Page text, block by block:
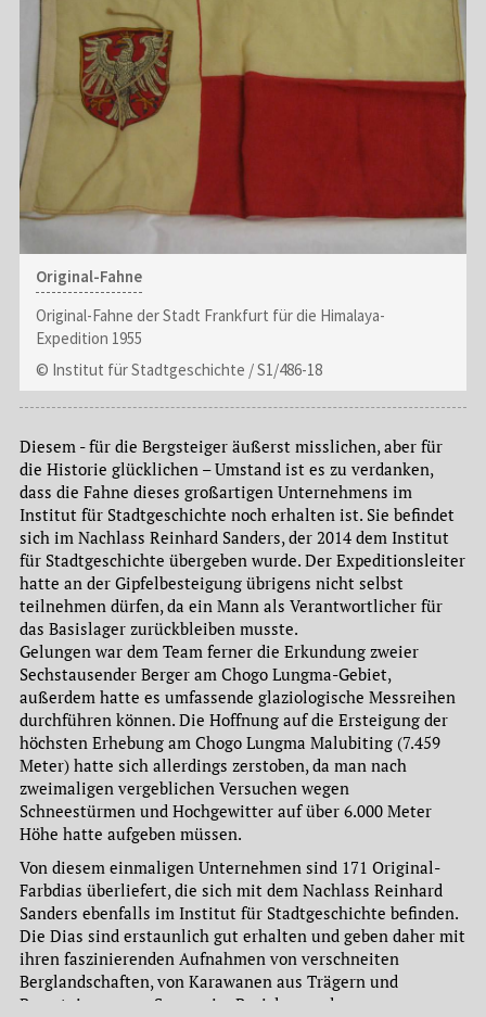
Original-Fahne
Original-Fahne der Stadt Frankfurt für die Himalaya-
Expedition 1955
© Institut für Stadtgeschichte / S1/486-18
Diesem - für die Bergsteiger äußerst misslichen, aber für
die Historie glücklichen – Umstand ist es zu verdanken,
dass die Fahne dieses großartigen Unternehmens im
Institut für Stadtgeschichte noch erhalten ist. Sie befindet
sich im Nachlass Reinhard Sanders, der 2014 dem Institut
für Stadtgeschichte übergeben wurde. Der Expeditionsleiter
hatte an der Gipfelbesteigung übrigens nicht selbst
teilnehmen dürfen, da ein Mann als Verantwortlicher für
das Basislager zurückbleiben musste.
Gelungen war dem Team ferner die Erkundung zweier
Sechstausender Berger am Chogo Lungma-Gebiet,
außerdem hatte es umfassende glaziologische Messreihen
durchführen können. Die Hoffnung auf die Ersteigung der
höchsten Erhebung am Chogo Lungma Malubiting (7.459
Meter) hatte sich allerdings zerstoben, da man nach
zweimaligen vergeblichen Versuchen wegen
Schneestürmen und Hochgewitter auf über 6.000 Meter
Höhe hatte aufgeben müssen.
Von diesem einmaligen Unternehmen sind 171 Original-
Farbdias überliefert, die sich mit dem Nachlass Reinhard
Sanders ebenfalls im Institut für Stadtgeschichte befinden.
Die Dias sind erstaunlich gut erhalten und geben daher mit
ihren faszinierenden Aufnahmen von verschneiten
Berglandschaften, von Karawanen aus Trägern und
Bergsteigern, von Szenen im Basislager oder von